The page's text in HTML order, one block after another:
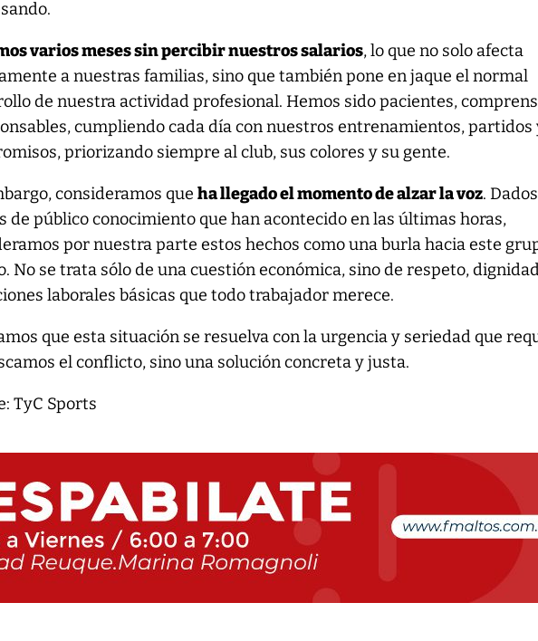
varios meses sin percibir nuestros salarios, lo que no solo afecta
a nuestras familias, sino que también pone en jaque el normal
de nuestra actividad profesional. Hemos sido pacientes,
cumpliendo cada día con nuestros entrenamientos, partidos
priorizando siempre al club, sus colores y su gente.
consideramos queha llegado el momento de alzar la voz.
de público conocimiento que han acontecido en las últimas horas,
por nuestra parte estos hechos como una burla hacia este
No se trata sólo de una cuestión económica, sino de respeto,
laborales básicas que todo trabajador merece.
que esta situación se resuelva con la urgencia y seriedad que
el conflicto, sino una solución concreta y justa.
TyC Sports